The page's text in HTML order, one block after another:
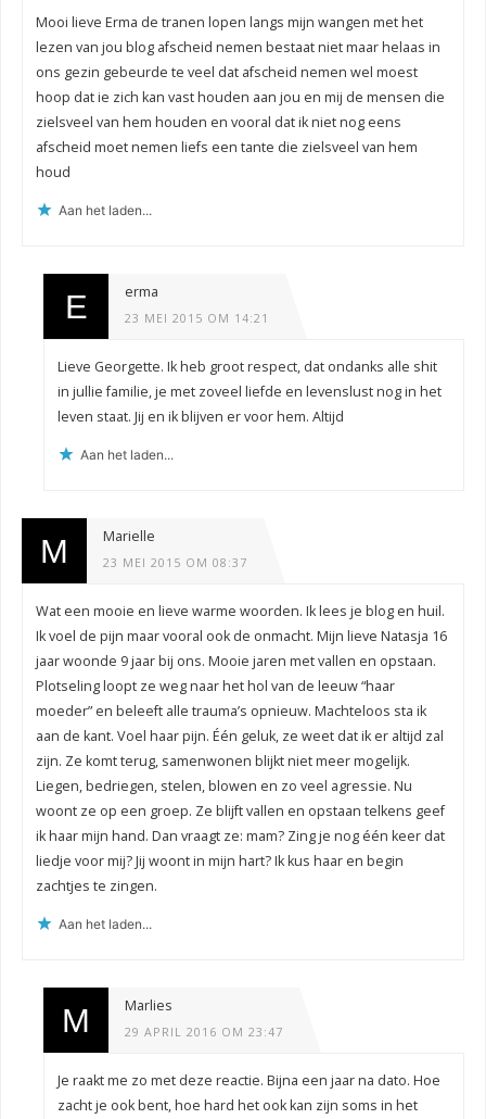
Mooi lieve Erma de tranen lopen langs mijn wangen met het
lezen van jou blog afscheid nemen bestaat niet maar helaas in
ons gezin gebeurde te veel dat afscheid nemen wel moest
hoop dat ie zich kan vast houden aan jou en mij de mensen die
zielsveel van hem houden en vooral dat ik niet nog eens
afscheid moet nemen liefs een tante die zielsveel van hem
houd
Aan het laden...
erma
23 MEI 2015 OM 14:21
Lieve Georgette. Ik heb groot respect, dat ondanks alle shit
in jullie familie, je met zoveel liefde en levenslust nog in het
leven staat. Jij en ik blijven er voor hem. Altijd
Aan het laden...
Marielle
23 MEI 2015 OM 08:37
Wat een mooie en lieve warme woorden. Ik lees je blog en huil.
Ik voel de pijn maar vooral ook de onmacht. Mijn lieve Natasja 16
jaar woonde 9 jaar bij ons. Mooie jaren met vallen en opstaan.
Plotseling loopt ze weg naar het hol van de leeuw “haar
moeder” en beleeft alle trauma’s opnieuw. Machteloos sta ik
aan de kant. Voel haar pijn. Één geluk, ze weet dat ik er altijd zal
zijn. Ze komt terug, samenwonen blijkt niet meer mogelijk.
Liegen, bedriegen, stelen, blowen en zo veel agressie. Nu
woont ze op een groep. Ze blijft vallen en opstaan telkens geef
ik haar mijn hand. Dan vraagt ze: mam? Zing je nog één keer dat
liedje voor mij? Jij woont in mijn hart? Ik kus haar en begin
zachtjes te zingen.
Aan het laden...
Marlies
29 APRIL 2016 OM 23:47
Je raakt me zo met deze reactie. Bijna een jaar na dato. Hoe
zacht je ook bent, hoe hard het ook kan zijn soms in het